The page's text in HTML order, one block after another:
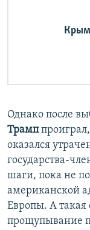
Однако после
Трамп
оказался
государства-
шаги, пока не
американской
Европы. А такая
прощупывание